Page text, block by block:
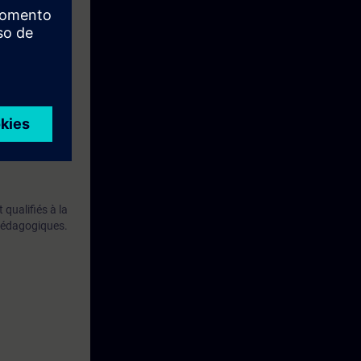
au travers
qualifiés à la